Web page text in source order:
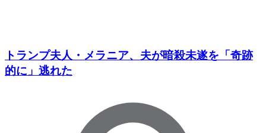
トランプ夫人・メラニア、夫が暗殺未遂を「奇跡
的に」逃れた